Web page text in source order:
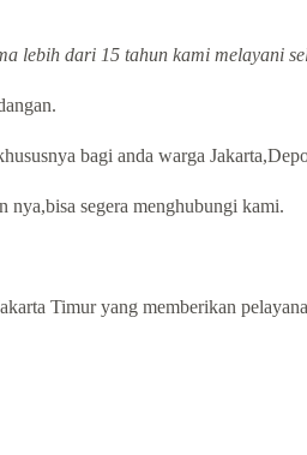
lebih dari 15 tahun kami melayani
bagi anda warga
nya,bisa segera menghubungi kami.
Timur yang memberikan